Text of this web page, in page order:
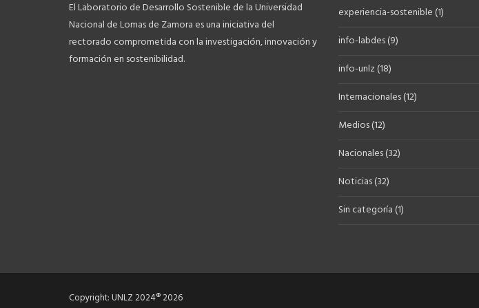
El Laboratorio de Desarrollo Sostenible de la Universidad
Nacional de Lomas de Zamora es una iniciativa del
rectorado comprometida con la investigación, innovación y
formación en sostenibilidad.
experiencia-sostenible (1)
info-labdes(9)
info-unlz(18)
Internacionales(12)
Medios(12)
Nacionales(32)
Noticias(32)
Sin categoría (1)
Copyright: UNLZ 2024® 2026